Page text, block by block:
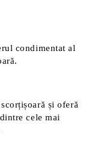
condimentat al
și oferă
cele mai